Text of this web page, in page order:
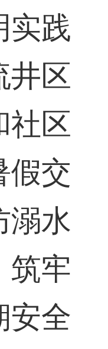
实践
井区
社区
假交
溺水
筑牢
安全